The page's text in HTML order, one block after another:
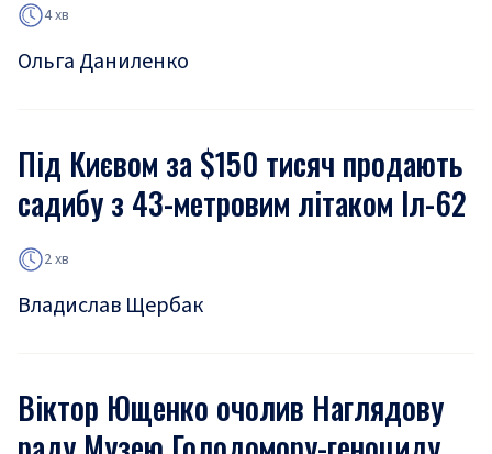
4 хв
Ольга Даниленко
Під Києвом за $150 тисяч продають
садибу з 43-метровим літаком Іл-62
2 хв
Владислав Щербак
Віктор Ющенко очолив Наглядову